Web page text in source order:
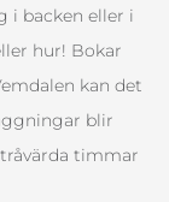
i backen eller i
hur! Bokar
kan det
blir
timmar